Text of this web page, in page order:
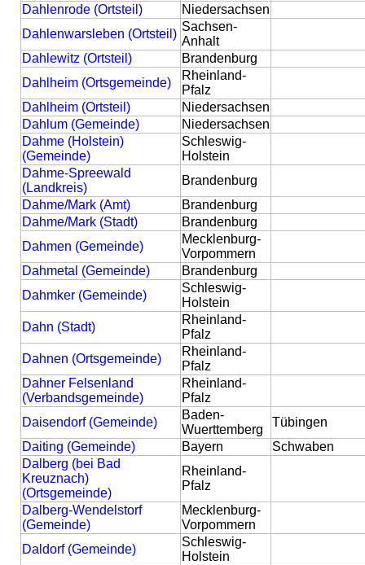
Dahlenrode (Ortsteil)
Niedersachsen
Dahlenwarsleben (Ortsteil)
Sachsen-
Anhalt
Dahlewitz (Ortsteil)
Brandenburg
Dahlheim (Ortsgemeinde)
Rheinland-
Pfalz
Dahlheim (Ortsteil)
Niedersachsen
Dahlum (Gemeinde)
Niedersachsen
Dahme (Holstein)
(Gemeinde)
Schleswig-
Holstein
Dahme-Spreewald
(Landkreis)
Brandenburg
Dahme/Mark (Amt)
Brandenburg
Dahme/Mark (Stadt)
Brandenburg
Dahmen (Gemeinde)
Mecklenburg-
Vorpommern
Dahmetal (Gemeinde)
Brandenburg
Dahmker (Gemeinde)
Schleswig-
Holstein
Dahn (Stadt)
Rheinland-
Pfalz
Dahnen (Ortsgemeinde)
Rheinland-
Pfalz
Dahner Felsenland
(Verbandsgemeinde)
Rheinland-
Pfalz
Daisendorf (Gemeinde)
Baden-
Wuerttemberg
Tübingen
Daiting (Gemeinde)
Bayern
Schwaben
Dalberg (bei Bad
Kreuznach)
(Ortsgemeinde)
Rheinland-
Pfalz
Dalberg-Wendelstorf
(Gemeinde)
Mecklenburg-
Vorpommern
Daldorf (Gemeinde)
Schleswig-
Holstein